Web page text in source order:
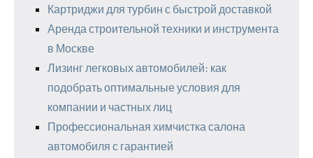
Картриджи для турбин с быстрой доставкой
Аренда строительной техники и инструмента
в Москве
Лизинг легковых автомобилей: как
подобрать оптимальные условия для
компании и частных лиц
Профессиональная химчистка салона
автомобиля с гарантией